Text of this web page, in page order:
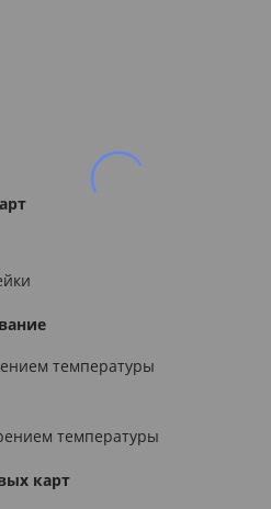
температуры
температуры
карт